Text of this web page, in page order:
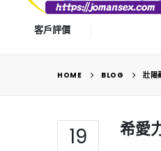
客戶評價
HOME BLOG 壯陽
19 希愛